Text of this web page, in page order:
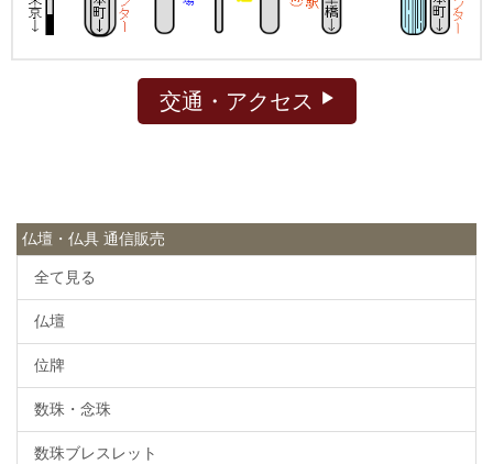
交通・アクセス
仏壇・仏具 通信販売
全て見る
仏壇
位牌
数珠・念珠
数珠ブレスレット